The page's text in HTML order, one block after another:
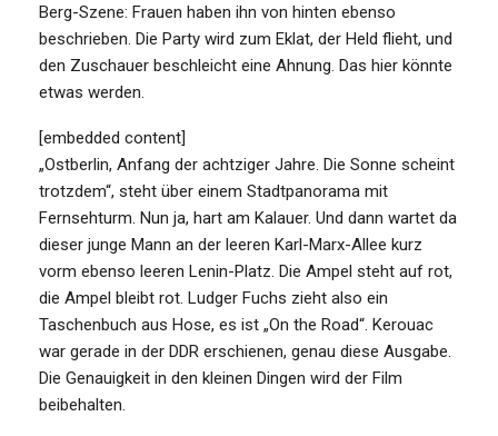
Berg-Szene: Frauen haben ihn von hinten ebenso
beschrieben. Die Party wird zum Eklat, der Held flieht, und
den Zuschauer beschleicht eine Ahnung. Das hier könnte
etwas werden.
[embedded content]
„Ostberlin, Anfang der achtziger Jahre. Die Sonne scheint
trotzdem“, steht über einem Stadtpanorama mit
Fernsehturm. Nun ja, hart am Kalauer. Und dann wartet da
dieser junge Mann an der leeren Karl-Marx-Allee kurz
vorm ebenso leeren Lenin-Platz. Die Ampel steht auf rot,
die Ampel bleibt rot. Ludger Fuchs zieht also ein
Taschenbuch aus Hose, es ist „On the Road“. Kerouac
war gerade in der DDR erschienen, genau diese Ausgabe.
Die Genauigkeit in den kleinen Dingen wird der Film
beibehalten.